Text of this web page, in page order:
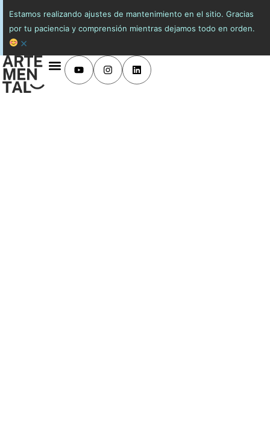
Estamos realizando ajustes de mantenimiento en el sitio. Gracias
por tu paciencia y comprensión mientras dejamos todo en orden.
×